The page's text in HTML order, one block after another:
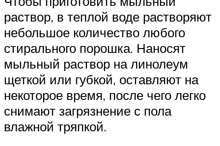
раствор, в теплой воде растворяют
небольшое количество любого
стирального порошка. Наносят
мыльный раствор на линолеум
щеткой или губкой, оставляют на
некоторое время, после чего легко
снимают загрязнение с пола
влажной тряпкой.